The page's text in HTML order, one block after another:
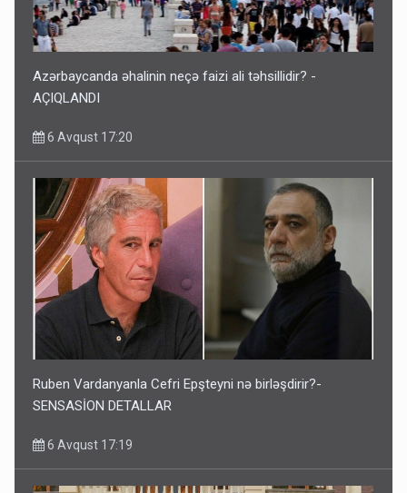
Azərbaycanda əhalinin neçə faizi ali təhsillidir? -
AÇIQLANDI
6 Avqust 17:20
Ruben Vardanyanla Cefri Epşteyni nə birləşdirir?-
SENSASİON DETALLAR
6 Avqust 17:19